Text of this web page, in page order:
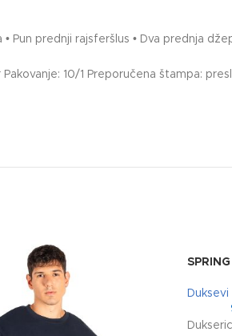
prednji rajsferšlus • Dva prednja
10/1 Preporučena štampa:
SPRING
Duksevi